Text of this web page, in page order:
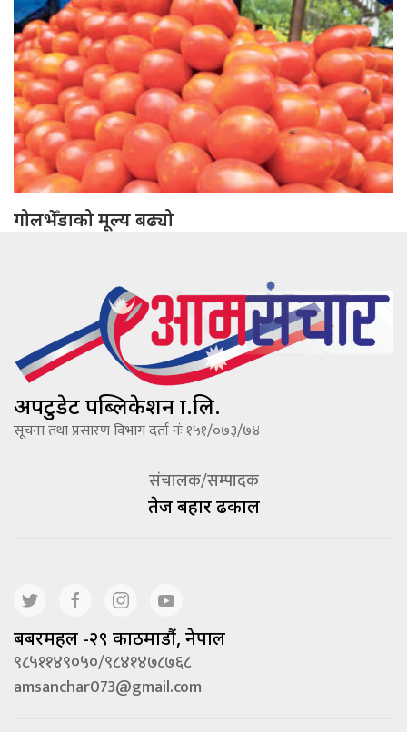
गोलभेँडाको मूल्य बढ्यो
अपटुडेट पब्लिकेशन प्रा.लि.
सूचना तथा प्रसारण विभाग दर्ता नंः १५१/०७३/७४
संचालक/सम्पादक
तेज बहादूर ढकाल
बबरमहल -२९ काठमाडौं, नेपाल
९८५११४९०५०/९८४१४७८७६८
amsanchar073@gmail.com